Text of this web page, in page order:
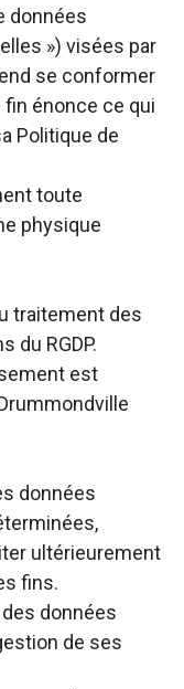
données
») visées par
se conformer
fin énonce ce qui
Politique de
toute
physique
traitement des
du RGDP.
est
données
ultérieurement
fins.
données
de ses